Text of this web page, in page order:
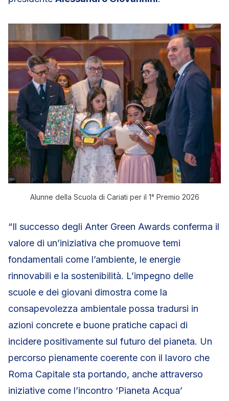
Alunne della Scuola di Cariati per il 1° Premio 2026
“Il successo degli Anter Green Awards conferma il
valore di un’iniziativa che promuove temi
fondamentali come l’ambiente, le energie
rinnovabili e la sostenibilità. L’impegno delle
scuole e dei giovani dimostra come la
consapevolezza ambientale possa tradursi in
azioni concrete e buone pratiche capaci di
incidere positivamente sul futuro del pianeta. Un
percorso pienamente coerente con il lavoro che
Roma Capitale sta portando, anche attraverso
iniziative come l’incontro ‘Pianeta Acqua’